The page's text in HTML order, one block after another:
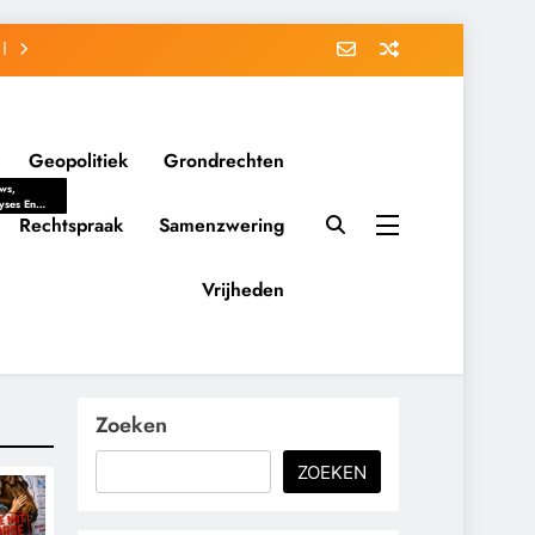
Geopolitiek Grondrechten
En
Politieke
Belangen
Rechtspraak Samenzwering
Vrijheden
Zoeken
ZOEKEN